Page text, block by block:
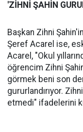
'ZİHNİ ŞAHİN
Başkan Zihni
Şeref Acarel ise,
Acarel, "Okul
öğrencim Zihni
görmek beni son
gururlandırıyor.
etmedi" ifadelerini